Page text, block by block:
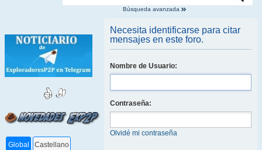
Búsqueda avanzada
Global Castellano
Necesita identificarse para citar
mensajes en este foro.
Nombre de Usuario:
Contraseña:
Olvidé mi contraseña